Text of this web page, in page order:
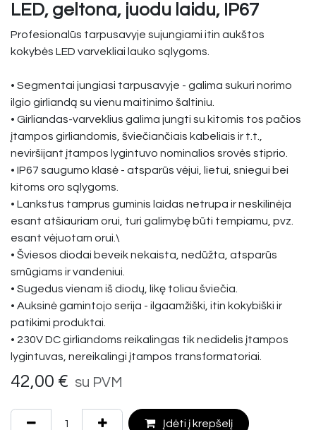
LED, geltona, juodu laidu, IP67
Profesionalūs tarpusavyje sujungiami itin aukštos
kokybės LED varvekliai lauko sąlygoms.
• Segmentai jungiasi tarpusavyje - galima sukuri norimo
ilgio girliandą su vienu maitinimo šaltiniu.
• Girliandas-varveklius galima jungti su kitomis tos pačios
įtampos girliandomis, šviečiančiais kabeliais ir t.t.,
neviršijant įtampos lygintuvo nominalios srovės stiprio.
• IP67 saugumo klasė - atsparūs vėjui, lietui, sniegui bei
kitoms oro sąlygoms.
• Lankstus tamprus guminis laidas netrupa ir neskilinėja
esant atšiauriam orui, turi galimybę būti tempiamu, pvz.
esant vėjuotam orui.\
• Šviesos diodai beveik nekaista, nedūžta, atsparūs
smūgiams ir vandeniui.
• Sugedus vienam iš diodų, likę toliau šviečia.
• Auksinė gamintojo serija - ilgaamžiški, itin kokybiški ir
patikimi produktai.
• 230V DC girliandoms reikalingas tik nedidelis įtampos
lygintuvas, nereikalingi įtampos transformatoriai.
42,00 € su PVM
Įdėti į krepšelį